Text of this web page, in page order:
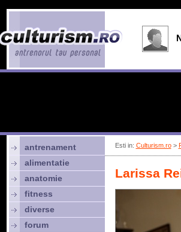
Esti in: Culturism.ro>
Larissa
antrenament
alimentatie
anatomie
fitness
diverse
forum